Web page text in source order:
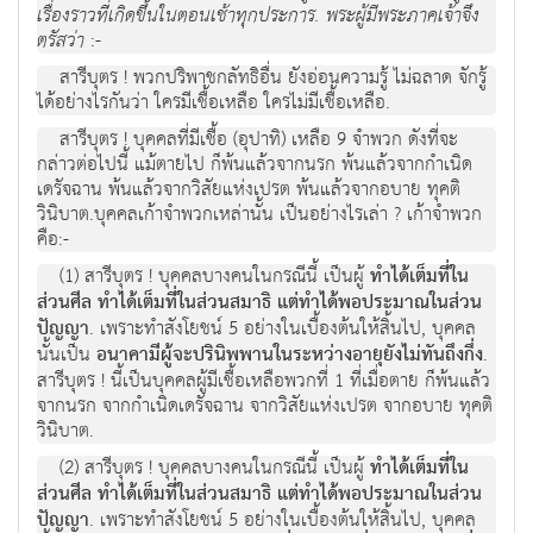
เรื่องราวที่เกิดขึ้นในตอนเช้าทุกประการ. พระผู้มีพระภาคเจ้าจึง
ตรัสว่า :-
สารีบุตร ! พวกปริพาชกลัทธิอื่น ยังอ่อนความรู้ ไม่ฉลาด จักรู้
ได้อย่างไรกันว่า ใครมีเชื้อเหลือ ใครไม่มีเชื้อเหลือ.
สารีบุตร ! บุคคลที่มีเชื้อ (อุปาทิ) เหลือ 9 จำพวก ดังที่จะ
กล่าวต่อไปนี้ แม้ตายไป ก็พ้นแล้วจากนรก พ้นแล้วจากกำเนิด
เดรัจฉาน พ้นแล้วจากวิสัยแห่งเปรต พ้นแล้วจากอบาย ทุคติ
วินิบาต.บุคคลเก้าจำพวกเหล่านั้น เป็นอย่างไรเล่า ? เก้าจำพวก
คือ:-
(1) สารีบุตร ! บุคคลบางคนในกรณีนี้ เป็นผู้ทำได้เต็มที่ใน
ส่วนศีล ทำได้เต็มที่ในส่วนสมาธิ แต่ทำได้พอประมาณในส่วน
ปัญญา. เพราะทำสังโยชน์ 5 อย่างในเบื้องต้นให้สิ้นไป, บุคคล
นั้นเป็น อนาคามีผู้จะปรินิพพานในระหว่างอายุยังไม่ทันถึงกึ่ง.
สารีบุตร ! นี้เป็นบุคคลผู้มีเชื้อเหลือพวกที่ 1 ที่เมื่อตาย ก็พ้นแล้ว
จากนรก จากกำเนิดเดรัจฉาน จากวิสัยแห่งเปรต จากอบาย ทุคติ
วินิบาต.
(2) สารีบุตร ! บุคคลบางคนในกรณีนี้ เป็นผู้ทำได้เต็มที่ใน
ส่วนศีล ทำได้เต็มที่ในส่วนสมาธิ แต่ทำได้พอประมาณในส่วน
ปัญญา. เพราะทำสังโยชน์ 5 อย่างในเบื้องต้นให้สิ้นไป, บุคคล